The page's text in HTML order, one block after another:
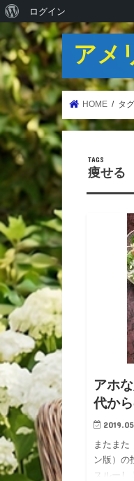
WordPress
に
つ
い
て
ログイン
アメ
HOME タ
痩せる
アホ
代か
またまた
ン版）の
スルーし